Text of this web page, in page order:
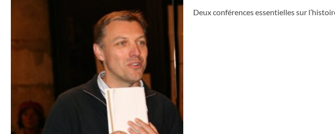
Deux conférences essentielles sur